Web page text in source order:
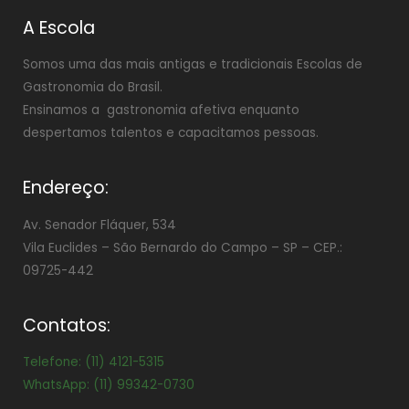
A Escola
Somos uma das mais antigas e tradicionais Escolas de
Gastronomia do Brasil.
Ensinamos a gastronomia afetiva enquanto
despertamos talentos e capacitamos pessoas.
Endereço:
Av. Senador Fláquer, 534
Vila Euclides – São Bernardo do Campo – SP – CEP.:
09725-442
Contatos:
Telefone: (11) 4121-5315
WhatsApp: (11) 99342-0730